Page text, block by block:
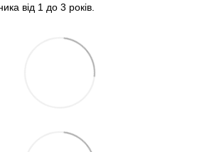
від 1 до 3 років.